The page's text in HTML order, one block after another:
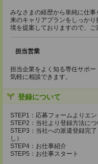
みなさまの経歴から単純に仕
来のキャリアプランをしっか
境を提案しておりますので、ご
担当営業
担当企業をよく知る専任サポ
気軽に相談できます。
登録について
STEP1：応募フォームよりエン
STEP2：当社より登録方法に
STEP3：当社への派遣登録完
し）
STEP4：お仕事紹介
STEP5：お仕事スタート